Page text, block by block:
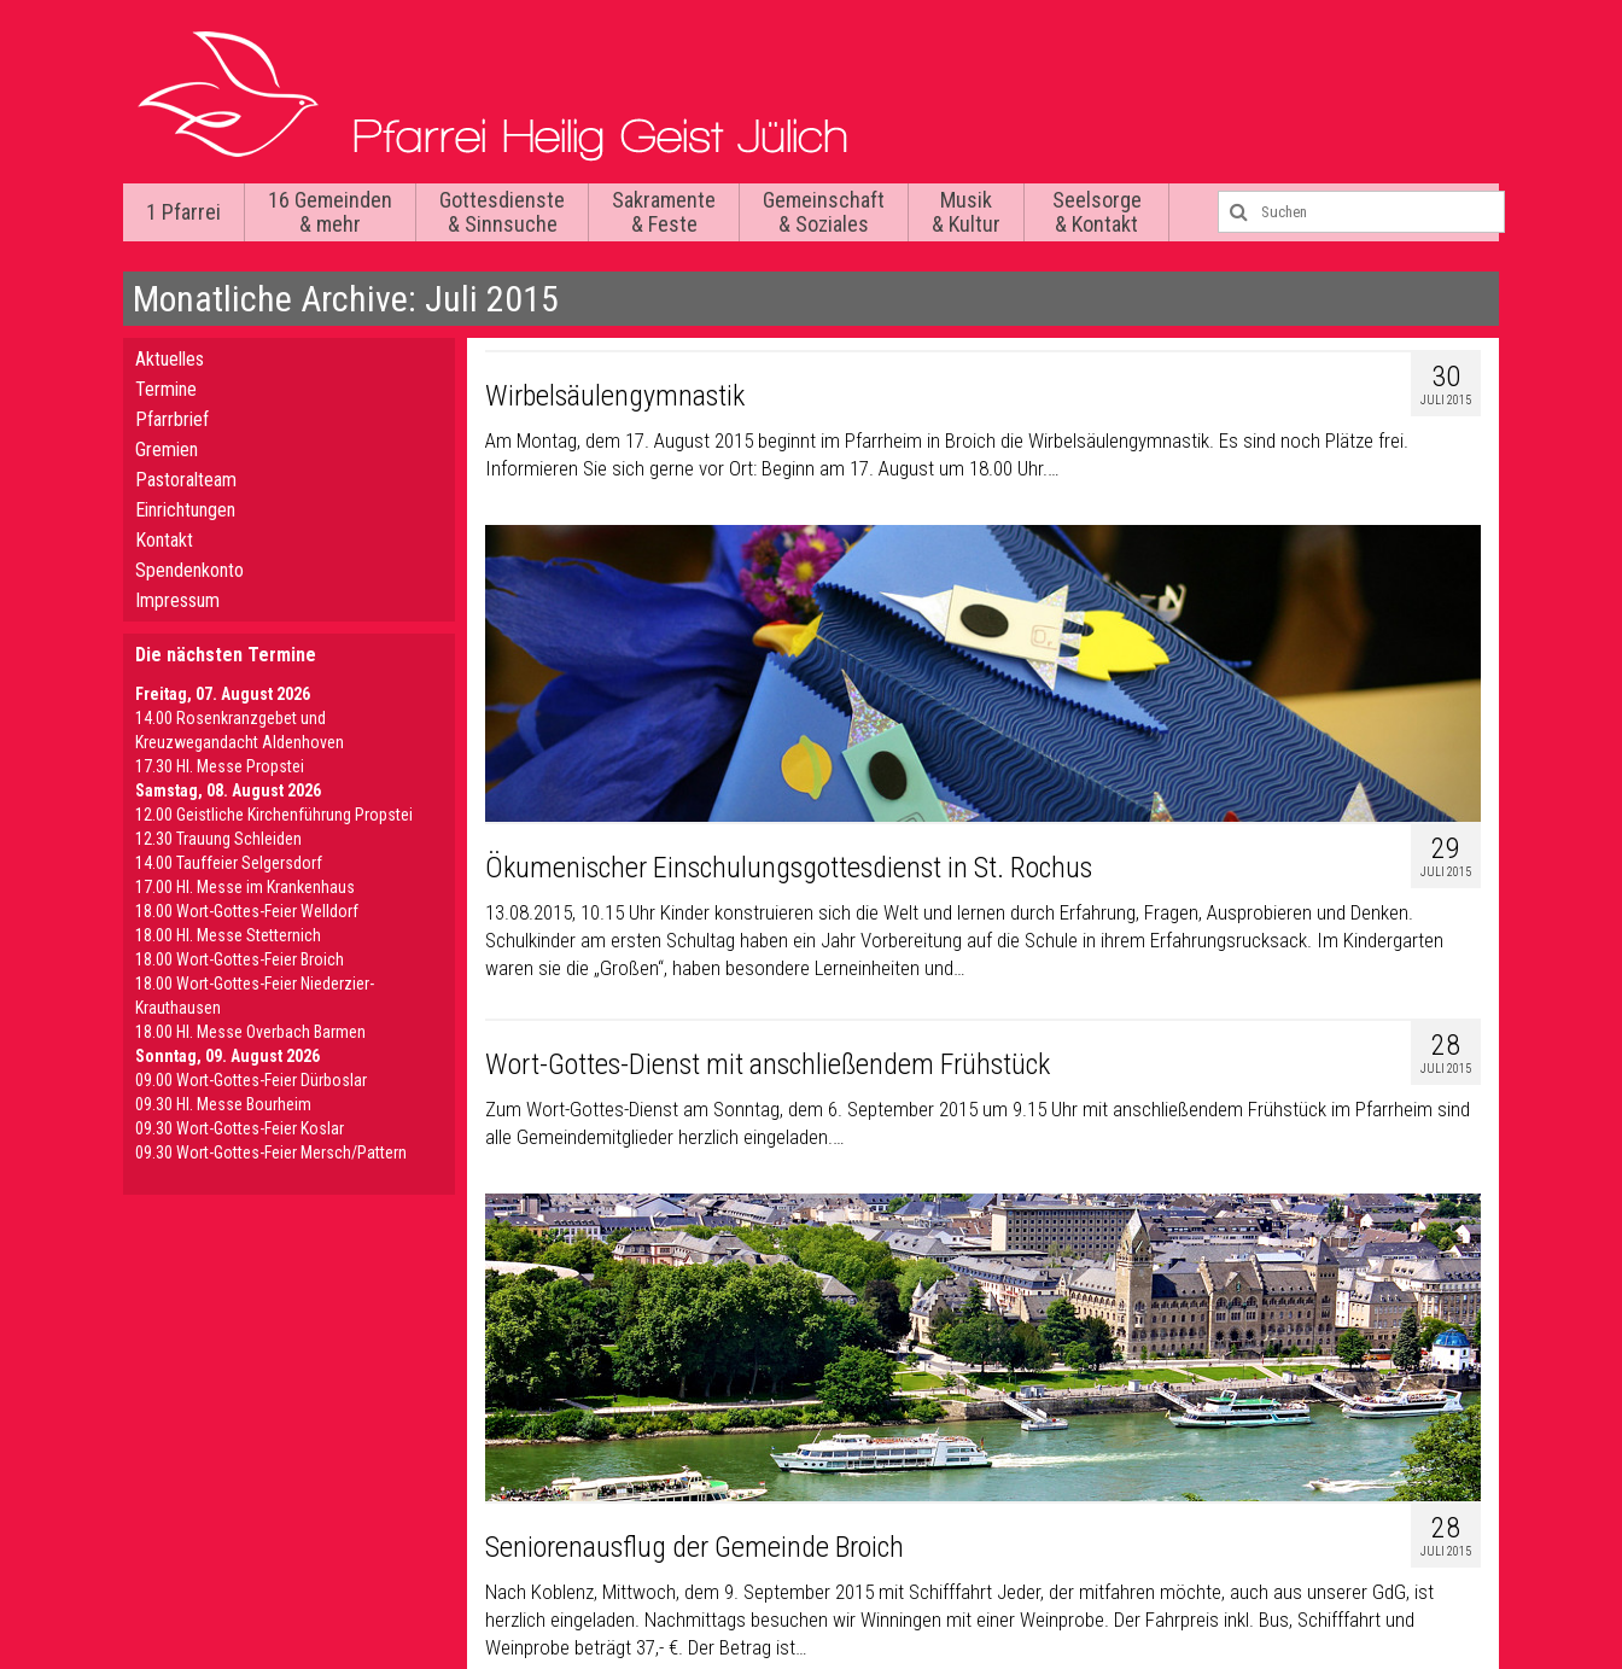
1 Pfarrei
16 Gemeinden
& mehr
Gottesdienste
& Sinnsuche
Sakramente
& Feste
Gemeinschaft
& Soziales
Musik
& Kultur
Seelsorge
& Kontakt
Monatliche Archive: Juli 2015
30
JULI 2015
Wirbelsäulengymnastik
Am Montag, dem 17. August 2015 beginnt im Pfarrheim in Broich die Wirbelsäulengymnastik. Es sind noch Plätze frei.
Informieren Sie sich gerne vor Ort: Beginn am 17. August um 18.00 Uhr.…
29
JULI 2015
Ökumenischer Einschulungsgottesdienst in St. Rochus
13.08.2015, 10.15 Uhr Kinder konstruieren sich die Welt und lernen durch Erfahrung, Fragen, Ausprobieren und Denken.
Schulkinder am ersten Schultag haben ein Jahr Vorbereitung auf die Schule in ihrem Erfahrungsrucksack. Im Kindergarten
waren sie die „Großen“, haben besondere Lerneinheiten und…
28
JULI 2015
Wort-Gottes-Dienst mit anschließendem Frühstück
Zum Wort-Gottes-Dienst am Sonntag, dem 6. September 2015 um 9.15 Uhr mit anschließendem Frühstück im Pfarrheim sind
alle Gemeindemitglieder herzlich eingeladen.…
28
JULI 2015
Seniorenausflug der Gemeinde Broich
Nach Koblenz, Mittwoch, dem 9. September 2015 mit Schifffahrt Jeder, der mitfahren möchte, auch aus unserer GdG, ist
herzlich eingeladen. Nachmittags besuchen wir Winningen mit einer Weinprobe. Der Fahrpreis inkl. Bus, Schifffahrt und
Weinprobe beträgt 37,- €. Der Betrag ist…
Aktuelles
Termine
Pfarrbrief
Gremien
Pastoralteam
Einrichtungen
Kontakt
Spendenkonto
Impressum
Die nächsten Termine
Freitag, 07. August 2026
14.00 Rosenkranzgebet und
Kreuzwegandacht Aldenhoven
17.30 Hl. Messe Propstei
Samstag, 08. August 2026
12.00 Geistliche Kirchenführung Propstei
12.30 Trauung Schleiden
14.00 Tauffeier Selgersdorf
17.00 Hl. Messe im Krankenhaus
18.00 Wort-Gottes-Feier Welldorf
18.00 Hl. Messe Stetternich
18.00 Wort-Gottes-Feier Broich
18.00 Wort-Gottes-Feier Niederzier-
Krauthausen
18.00 Hl. Messe Overbach Barmen
Sonntag, 09. August 2026
09.00 Wort-Gottes-Feier Dürboslar
09.30 HI. Messe Bourheim
09.30 Wort-Gottes-Feier Koslar
09.30 Wort-Gottes-Feier Mersch/Pattern